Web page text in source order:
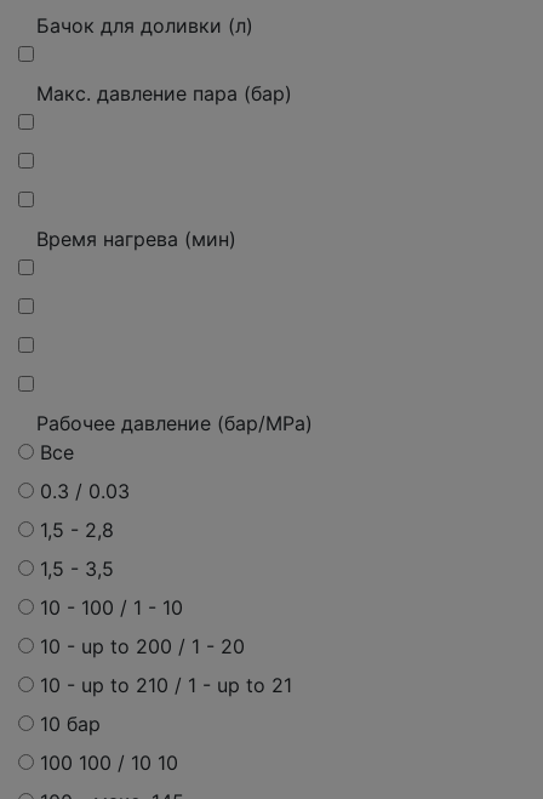
Бачок для доливки (л)
Макс. давление пара (бар)
Время нагрева (мин)
Рабочее давление (бар/MPa)
Все
0.3 / 0.03
1,5 - 2,8
1,5 - 3,5
10 - 100 / 1 - 10
10 - up to 200 / 1 - 20
10 - up to 210 / 1 - up to 21
10 бар
100 100 / 10 10